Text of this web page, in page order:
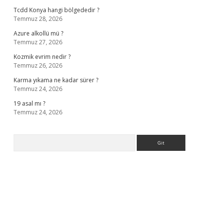
Tcdd Konya hangi bölgededir ?
Temmuz 28, 2026
Azure alkollü mü ?
Temmuz 27, 2026
Kozmik evrim nedir ?
Temmuz 26, 2026
Karma yıkama ne kadar sürer ?
Temmuz 24, 2026
19 asal mı ?
Temmuz 24, 2026